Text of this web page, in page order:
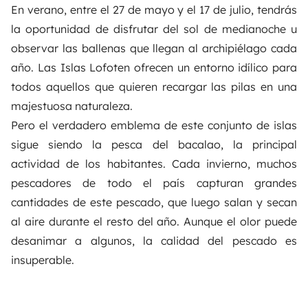
En verano, entre el 27 de mayo y el 17 de julio, tendrás
la oportunidad de disfrutar del sol de medianoche u
observar las ballenas que llegan al archipiélago cada
año. Las Islas Lofoten ofrecen un entorno idílico para
todos aquellos que quieren recargar las pilas en una
majestuosa naturaleza.
Pero el verdadero emblema de este conjunto de islas
sigue siendo la pesca del bacalao, la principal
actividad de los habitantes. Cada invierno, muchos
pescadores de todo el país capturan grandes
cantidades de este pescado, que luego salan y secan
al aire durante el resto del año. Aunque el olor puede
desanimar a algunos, la calidad del pescado es
insuperable.